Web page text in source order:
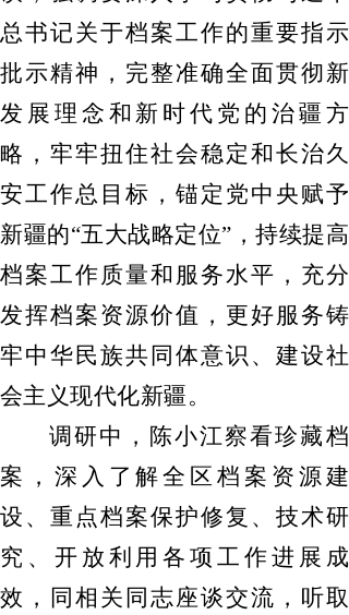
总书记关于档案工作的重要指示
批示精神，完整准确全面贯彻新
发展理念和新时代党的治疆方
略，牢牢扭住社会稳定和长治久
安工作总目标，锚定党中央赋予
新疆的“五大战略定位”，持续提高
档案工作质量和服务水平，充分
发挥档案资源价值，更好服务铸
牢中华民族共同体意识、建设社
会主义现代化新疆。
调研中，陈小江察看珍藏档
案，深入了解全区档案资源建
设、重点档案保护修复、技术研
究、开放利用各项工作进展成
效，同相关同志座谈交流，听取